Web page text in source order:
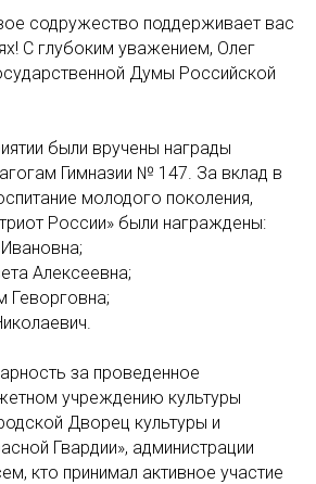
содружество поддерживает вас
С глубоким уважением, Олег
Думы Российской
были вручены награды
Гимназии № 147. За вклад в
молодого поколения,
России» были награждены:
Алексеевна;
Геворговна;
за проведенное
учреждению культуры
Дворец культуры и
Гвардии», администрации
кто принимал активное участие